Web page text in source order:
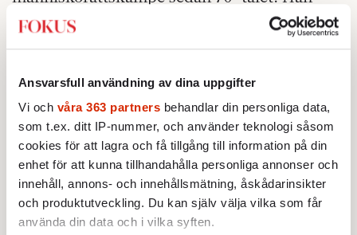
Ansvarsfull användning av dina uppgifter
Vi och våra 363 partners behandlar din personliga data,
som t.ex. ditt IP-nummer, och använder teknologi såsom
cookies för att lagra och få tillgång till information på din
enhet för att kunna tillhandahålla personliga annonser och
innehåll, annons- och innehållsmätning, åskådarinsikter
och produktutveckling. Du kan själv välja vilka som får
använda din data och i vilka syften.
ingick i en parlamentarisk kommitté som
utredde knarkkriget. 2008 utsågs Kraisak
regeringspartiet Demokraterna.
– Kampanjen innebar uppenbara och
upprepade brott mot de mänskliga rättig­
heterna. Det finns starka bevis för att
dödsskjutningarna godkändes uppifrån, till
exempel i brev från inrikesministeriet till